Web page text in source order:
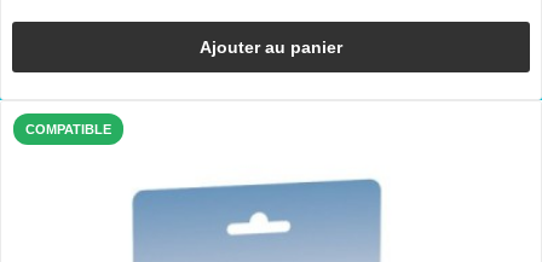
Ajouter au panier
COMPATIBLE